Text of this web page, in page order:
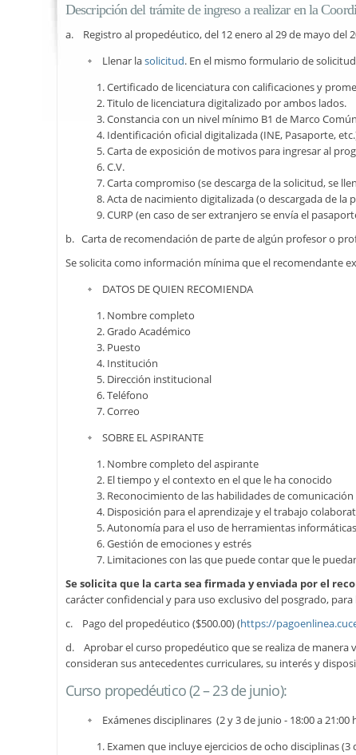
Descripción del trámite de ingreso a realizar en la
a. Registro al propedéutico, del 12 enero al 29 de mayo del
Llenar lasolicitud. En el mismo formulario de
Certificado de licenciatura con calificaciones y
Titulo de licenciatura digitalizado por ambos lados.
Constancia con un nivel mínimo B1 de Marco
Identificación oficial digitalizada (INE, Pasaporte,
Carta de exposición de motivos para ingresar al
C.V.
Carta compromiso (se descarga de la solicitud, se
Acta de nacimiento digitalizada (o descargada de la
CURP (en caso de ser extranjero se envía el
b. Carta de recomendación de parte de algún profesor o
Se solicita como información mínima que el recomendante
DATOS DE QUIEN RECOMIENDA
Nombre completo
Grado Académico
Puesto
Institución
Dirección institucional
Teléfono
Correo
SOBRE EL ASPIRANTE
Nombre completo del aspirante
El tiempo y el contexto en el que le ha conocido
Reconocimiento de las habilidades de
Disposición para el aprendizaje y el trabajo
Autonomía para el uso de herramientas informáticas
Gestión de emociones y estrés
Limitaciones con las que puede contar que le
Se solicita que la carta sea firmada y enviada por el
carácter confidencial y para uso exclusivo del posgrado, para
c. Pago del propedéutico ($500.00) (https://
d. Aprobar el curso propedéutico que se realiza de manera
consideran sus antecedentes curriculares, su interés y
Curso propedéutico (2 – 23 de junio):
Exámenes disciplinares (2 y 3 de junio - 18:00 a 21:00
Examen que incluye ejercicios de ocho disciplinas (3